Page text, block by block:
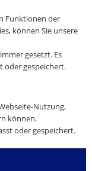
Funktionen der
können Sie unsere
gesetzt. Es
oder gespeichert.
Nutzung,
können.
oder gespeichert.